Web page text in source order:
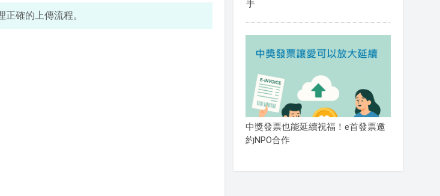
確的上傳流程。
手
中獎發票也能延續祝福！e首發票邀
約NPO合作